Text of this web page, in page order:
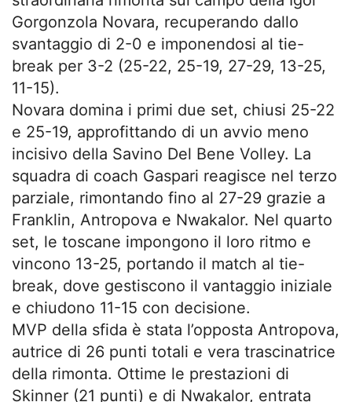
Gorgonzola Novara, recuperando dallo
svantaggio di 2-0 e imponendosi al tie-
break per 3-2 (25-22, 25-19, 27-29, 13-25,
11-15).
Novara domina i primi due set, chiusi 25-22
e 25-19, approfittando di un avvio meno
incisivo della Savino Del Bene Volley. La
squadra di coach Gaspari reagisce nel terzo
parziale, rimontando fino al 27-29 grazie a
Franklin, Antropova e Nwakalor. Nel quarto
set, le toscane impongono il loro ritmo e
vincono 13-25, portando il match al tie-
break, dove gestiscono il vantaggio iniziale
e chiudono 11-15 con decisione.
MVP della sfida è stata l’opposta Antropova,
autrice di 26 punti totali e vera trascinatrice
della rimonta. Ottime le prestazioni di
Skinner (21 punti) e di Nwakalor, entrata